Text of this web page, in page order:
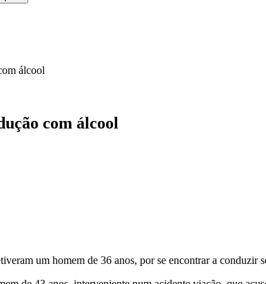
álcool
com álcool
um homem de 36 anos, por se encontrar a